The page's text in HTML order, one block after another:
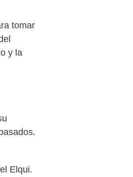
tomar
y la
Elqui.